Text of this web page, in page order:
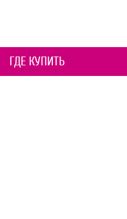
ГДЕ КУПИТЬ